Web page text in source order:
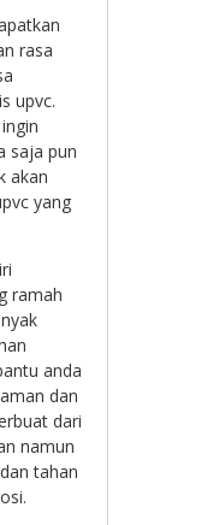
rasa
upvc.
saja pun
akan
yang
ramah
anda
dan
dari
namun
tahan